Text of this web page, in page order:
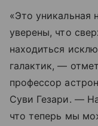
«Это уникальная
уверены, что
находиться
галактик, —
профессор
Суви Гезари. —
что теперь мы